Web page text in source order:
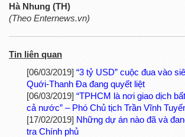
Hà Nhung (TH)
(Theo Enternews.vn)
Tin liên quan
[06/03/2019] “3 tỷ USD” cuộc đua vào
Quới-Thanh Đa đang quyết liệt
[06/03/2019] “TPHCM là nơi giao dịch
cả nước” – Phó Chủ tịch Trần Vĩnh
[17/02/2019] Những dự án nào đã và
tra Chính phủ